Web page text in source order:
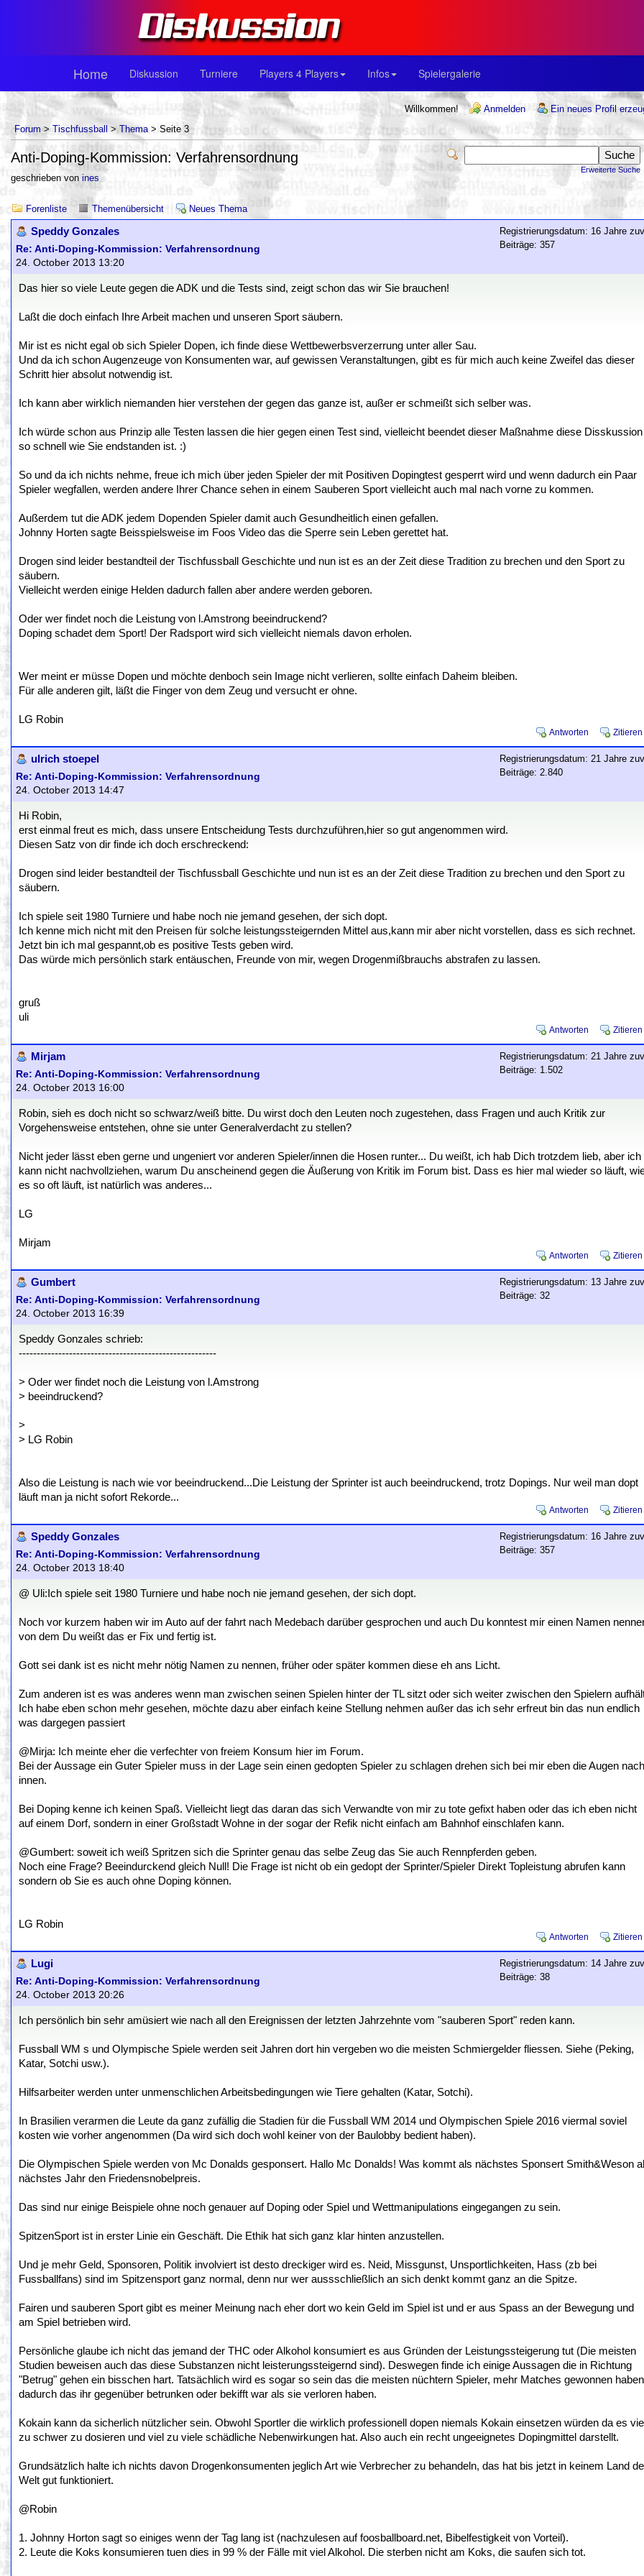
Home Diskussion Turniere Players 4 Players Infos Spielergalerie
Willkommen! Anmelden
Ein neues Profil
Forum > Tischfussball > Thema> Seite 3
Erweiterte Suche
Anti-Doping-Kommission: Verfahrensordnung
geschrieben von ines
Forenliste Themenübersicht Neues Thema
Speddy Gonzales
Re: Anti-Doping-Kommission: Verfahrensordnung
24. October 2013 13:20
Registrierungsdatum: 16 Jahre
Beiträge: 357
Das hier so viele Leute gegen die ADK und die Tests sind, zeigt schon das wir Sie brauchen!
Laßt die doch einfach Ihre Arbeit machen und unseren Sport säubern.
Mir ist es nicht egal ob sich Spieler Dopen, ich finde diese Wettbewerbsverzerrung unter aller Sau.
Und da ich schon Augenzeuge von Konsumenten war, auf gewissen Veranstaltungen, gibt es für mich auch keine Zweifel das dieser
Schritt hier absolut notwendig ist.
Ich kann aber wirklich niemanden hier verstehen der gegen das ganze ist, außer er schmeißt sich selber was.
Ich würde schon aus Prinzip alle Testen lassen die hier gegen einen Test sind, vielleicht beendet dieser Maßnahme diese Disskussion
so schnell wie Sie endstanden ist. :)
So und da ich nichts nehme, freue ich mich über jeden Spieler der mit Positiven Dopingtest gesperrt wird und wenn dadurch ein Paar
Spieler wegfallen, werden andere Ihrer Chance sehen in einem Sauberen Sport vielleicht auch mal nach vorne zu kommen.
Außerdem tut die ADK jedem Dopenden Spieler damit auch Gesundheitlich einen gefallen.
Johnny Horten sagte Beisspielsweise im Foos Video das die Sperre sein Leben gerettet hat.
Drogen sind leider bestandteil der Tischfussball Geschichte und nun ist es an der Zeit diese Tradition zu brechen und den Sport zu
säubern.
Vielleicht werden einige Helden dadurch fallen aber andere werden geboren.
Oder wer findet noch die Leistung von l.Amstrong beeindruckend?
Doping schadet dem Sport! Der Radsport wird sich vielleicht niemals davon erholen.
Wer meint er müsse Dopen und möchte denboch sein Image nicht verlieren, sollte einfach Daheim bleiben.
Für alle anderen gilt, läßt die Finger von dem Zeug und versucht er ohne.
LG Robin
Antworten Zitieren
ulrich stoepel
Re: Anti-Doping-Kommission: Verfahrensordnung
24. October 2013 14:47
Registrierungsdatum: 21 Jahre
Beiträge: 2.840
Hi Robin,
erst einmal freut es mich, dass unsere Entscheidung Tests durchzuführen,hier so gut angenommen wird.
Diesen Satz von dir finde ich doch erschreckend:
Drogen sind leider bestandteil der Tischfussball Geschichte und nun ist es an der Zeit diese Tradition zu brechen und den Sport zu
säubern.
Ich spiele seit 1980 Turniere und habe noch nie jemand gesehen, der sich dopt.
Ich kenne mich nicht mit den Preisen für solche leistungssteigernden Mittel aus,kann mir aber nicht vorstellen, dass es sich rechnet.
Jetzt bin ich mal gespannt,ob es positive Tests geben wird.
Das würde mich persönlich stark entäuschen, Freunde von mir, wegen Drogenmißbrauchs abstrafen zu lassen.
gruß
uli
Antworten Zitieren
Mirjam
Re: Anti-Doping-Kommission: Verfahrensordnung
24. October 2013 16:00
Registrierungsdatum: 21 Jahre
Beiträge: 1.502
Robin, sieh es doch nicht so schwarz/weiß bitte. Du wirst doch den Leuten noch zugestehen, dass Fragen und auch Kritik zur
Vorgehensweise entstehen, ohne sie unter Generalverdacht zu stellen?
Nicht jeder lässt eben gerne und ungeniert vor anderen Spieler/innen die Hosen runter... Du weißt, ich hab Dich trotzdem lieb, aber ich
kann nicht nachvollziehen, warum Du anscheinend gegen die Äußerung von Kritik im Forum bist. Dass es hier mal wieder so läuft,
es so oft läuft, ist natürlich was anderes...
LG
Mirjam
Antworten Zitieren
Gumbert
Re: Anti-Doping-Kommission: Verfahrensordnung
24. October 2013 16:39
Registrierungsdatum: 13 Jahre
Beiträge: 32
Speddy Gonzales schrieb:
-------------------------------------------------------
> Oder wer findet noch die Leistung von l.Amstrong
> beeindruckend?
>
> LG Robin
Also die Leistung is nach wie vor beeindruckend...Die Leistung der Sprinter ist auch beeindruckend, trotz Dopings. Nur weil man dopt
läuft man ja nicht sofort Rekorde...
Antworten Zitieren
Speddy Gonzales
Re: Anti-Doping-Kommission: Verfahrensordnung
24. October 2013 18:40
Registrierungsdatum: 16 Jahre
Beiträge: 357
@ Uli:Ich spiele seit 1980 Turniere und habe noch nie jemand gesehen, der sich dopt.
Noch vor kurzem haben wir im Auto auf der fahrt nach Medebach darüber gesprochen und auch Du konntest mir einen Namen
von dem Du weißt das er Fix und fertig ist.
Gott sei dank ist es nicht mehr nötig Namen zu nennen, früher oder später kommen diese eh ans Licht.
Zum anderen ist es was anderes wenn man zwischen seinen Spielen hinter der TL sitzt oder sich weiter zwischen den Spielern
Ich habe eben schon mehr gesehen, möchte dazu aber einfach keine Stellung nehmen außer das ich sehr erfreut bin das nun endlich
was dargegen passiert
@Mirja: Ich meinte eher die verfechter von freiem Konsum hier im Forum.
Bei der Aussage ein Guter Spieler muss in der Lage sein einen gedopten Spieler zu schlagen drehen sich bei mir eben die Augen nach
innen.
Bei Doping kenne ich keinen Spaß. Vielleicht liegt das daran das sich Verwandte von mir zu tote gefixt haben oder das ich eben nicht
auf einem Dorf, sondern in einer Großstadt Wohne in der sogar der Refik nicht einfach am Bahnhof einschlafen kann.
@Gumbert: soweit ich weiß Spritzen sich die Sprinter genau das selbe Zeug das Sie auch Rennpferden geben.
Noch eine Frage? Beeindurckend gleich Null! Die Frage ist nicht ob ein gedopt der Sprinter/Spieler Direkt Topleistung abrufen kann
sondern ob Sie es auch ohne Doping können.
LG Robin
Antworten Zitieren
Lugi
Re: Anti-Doping-Kommission: Verfahrensordnung
24. October 2013 20:26
Registrierungsdatum: 14 Jahre
Beiträge: 38
Ich persönlich bin sehr amüsiert wie nach all den Ereignissen der letzten Jahrzehnte vom "sauberen Sport" reden kann.
Fussball WM s und Olympische Spiele werden seit Jahren dort hin vergeben wo die meisten Schmiergelder fliessen. Siehe (Peking,
Katar, Sotchi usw.).
Hilfsarbeiter werden unter unmenschlichen Arbeitsbedingungen wie Tiere gehalten (Katar, Sotchi).
In Brasilien verarmen die Leute da ganz zufällig die Stadien für die Fussball WM 2014 und Olympischen Spiele 2016 viermal soviel
kosten wie vorher angenommen (Da wird sich doch wohl keiner von der Baulobby bedient haben).
Die Olympischen Spiele werden von Mc Donalds gesponsert. Hallo Mc Donalds! Was kommt als nächstes Sponsert Smith&Weson
nächstes Jahr den Friedensnobelpreis.
Das sind nur einige Beispiele ohne noch genauer auf Doping oder Spiel und Wettmanipulations eingegangen zu sein.
SpitzenSport ist in erster Linie ein Geschäft. Die Ethik hat sich ganz klar hinten anzustellen.
Und je mehr Geld, Sponsoren, Politik involviert ist desto dreckiger wird es. Neid, Missgunst, Unsportlichkeiten, Hass (zb bei
Fussballfans) sind im Spitzensport ganz normal, denn nur wer aussschließlich an sich denkt kommt ganz an die Spitze.
Fairen und sauberen Sport gibt es meiner Meinung nach eher dort wo kein Geld im Spiel ist und er aus Spass an der Bewegung und
am Spiel betrieben wird.
Persönliche glaube ich nicht das jemand der THC oder Alkohol konsumiert es aus Gründen der Leistungssteigerung tut (Die meisten
Studien beweisen auch das diese Substanzen nicht leisterungssteigernd sind). Deswegen finde ich einige Aussagen die in Richtung
"Betrug" gehen ein bisschen hart. Tatsächlich wird es sogar so sein das die meisten nüchtern Spieler, mehr Matches gewonnen haben
dadurch das ihr gegenüber betrunken oder bekifft war als sie verloren haben.
Kokain kann da sicherlich nützlicher sein. Obwohl Sportler die wirklich professionell dopen niemals Kokain einsetzen würden da es
zu schwer zu dosieren und viel zu viele schädliche Nebenwirkungen hat. Also auch ein recht ungeeignetes Dopingmittel darstellt.
Grundsätzlich halte ich nichts davon Drogenkonsumenten jeglich Art wie Verbrecher zu behandeln, das hat bis jetzt in keinem Land
Welt gut funktioniert.
@Robin
1. Johnny Horton sagt so einiges wenn der Tag lang ist (nachzulesen auf foosballboard.net, Bibelfestigkeit von Vorteil).
2. Leute die Koks konsumieren tuen dies in 99 % der Fälle mit viel Alkohol. Die sterben nicht am Koks, die saufen sich tot.